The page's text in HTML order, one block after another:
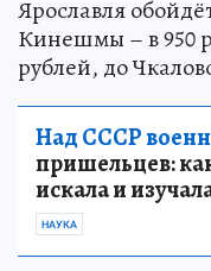
Ярославля
Кинешмы – в 950
рублей, до
Над СССР
пришельцев:
искала и
НАУКА